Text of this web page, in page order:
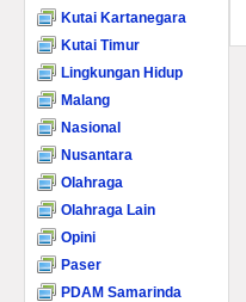
Kutai Kartanegara
Kutai Timur
Lingkungan Hidup
Malang
Nasional
Nusantara
Olahraga
Olahraga Lain
Opini
Paser
PDAM Samarinda